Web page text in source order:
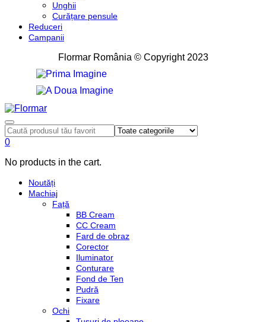
Unghii
Curățare pensule
Reduceri
Campanii
Flormar România © Copyright 2023
0
No products in the cart.
Noutăți
Machiaj
Față
BB Cream
CC Cream
Fard de obraz
Corector
Iluminator
Conturare
Fond de Ten
Pudră
Fixare
Ochi